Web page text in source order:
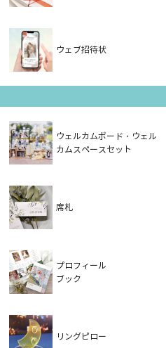
ウェブ招待状
ウェルカムボード・ウェル
カムスペースセット
席札
プロフィール
ブック
リングピロー